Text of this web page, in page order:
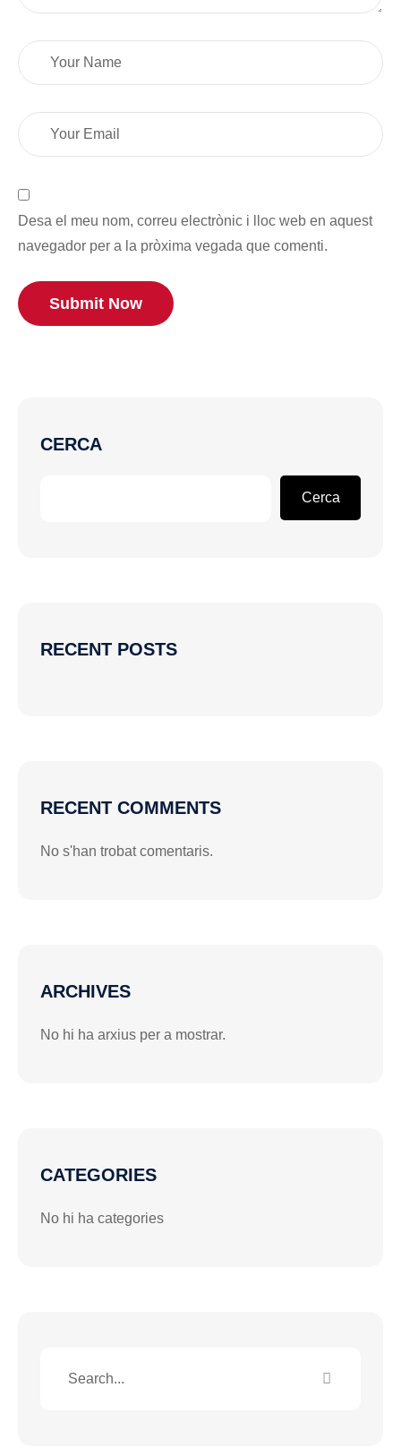
Desa el meu nom, correu electrònic i lloc web en aquest
navegador per a la pròxima vegada que comenti.
Submit Now
CERCA
Cerca
RECENT POSTS
RECENT COMMENTS
No s'han trobat comentaris.
ARCHIVES
No hi ha arxius per a mostrar.
CATEGORIES
No hi ha categories